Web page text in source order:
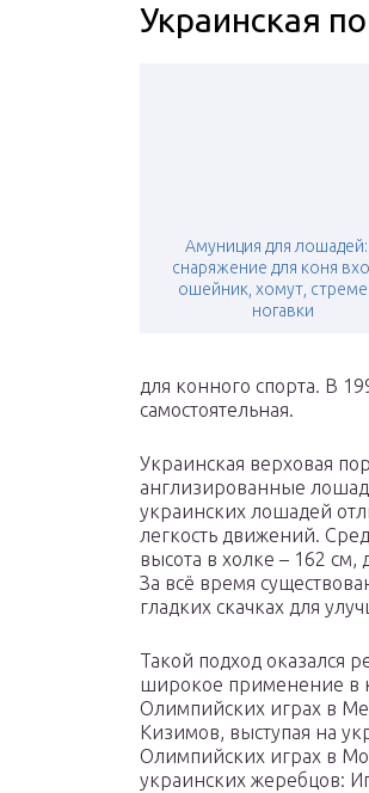
Украинская
Амуниция для лошадей:
снаряжение для коня
ошейник, хомут,
ногавки
для конного спорта. В
самостоятельная.
Украинская верховая
англизированные
украинских лошадей
легкость движений.
высота в холке – 162 см,
За всё время
гладких скачках для
Такой подход оказался
широкое применение в
Олимпийских играх в
Кизимов, выступая на
Олимпийских играх в
украинских жеребцов: